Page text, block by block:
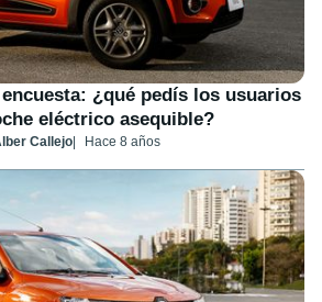
¿qué pedís los usuarios
eléctrico asequible?
Callejo Hace 8 años